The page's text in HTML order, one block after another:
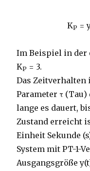
KP =
Im Beispiel in der
KP = 3.
Das Zeitverhalten
Parameter τ
lange es dauert,
Zustand erreicht
Einheit Sekunde
System mit PT-1-
Ausgangsgröße